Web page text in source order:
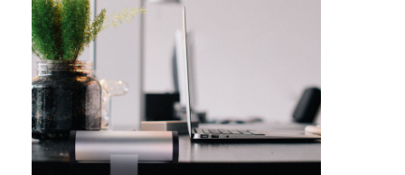
Rumah